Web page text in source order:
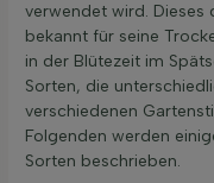
verwendet wird. Dieses
bekannt für seine
in der Blütezeit im
Sorten, die
verschiedenen
Folgenden werden
Sorten beschrieben.